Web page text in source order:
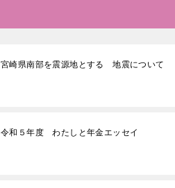
宮崎県南部を震源地とする 地震について
令和５年度 わたしと年金エッセイ